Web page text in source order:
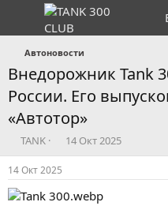
Автоновости
Внедорожник Tank
России. Его
«Автотор»
А
в
т
о
р
TANK
Д
а
а
н
14 Окт 2025
14 Окт 2025